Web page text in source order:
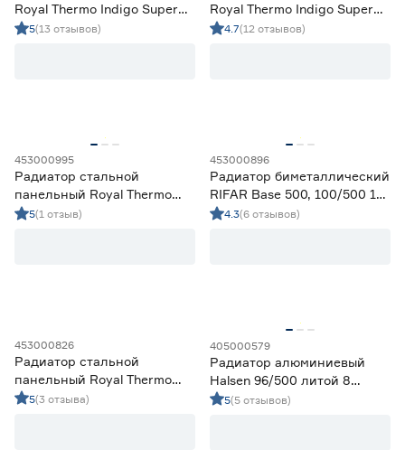
Royal Thermo Indigo Super
100/500 12 секции
5(13 отзывов)
Royal Thermo Indigo Super
100/500 8 секции
4.7(12 отзывов)
453000995
Радиатор стальной
панельный Royal Thermo
Compact C22 300х1400 мм
5(1 отзыв)
453000896
Радиатор биметаллический
RIFAR Base 500, 100/500 10
секций
4.3(6 отзывов)
453000826
Радиатор стальной
панельный Royal Thermo
Compact C22 500х900 мм
5(3 отзыва)
405000579
Радиатор алюминиевый
Halsen 96/500 литой 8
секций
5(5 отзывов)